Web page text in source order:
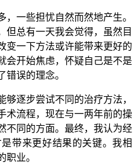
，一些担忧自然而然地产生。
但总有一天我会觉得，虽然目
变一下方法或许能带来更好的
会开始焦虑，怀疑自己是不是
错误的理念。
逐步尝试不同的治疗方法，
术流程，现在与一两年前的操
不同的方面。最终，我认为经
带来更好结果的关键。我相
职业。